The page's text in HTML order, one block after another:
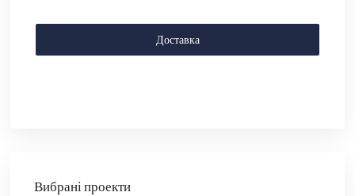
Доставка
Вибрані проекти